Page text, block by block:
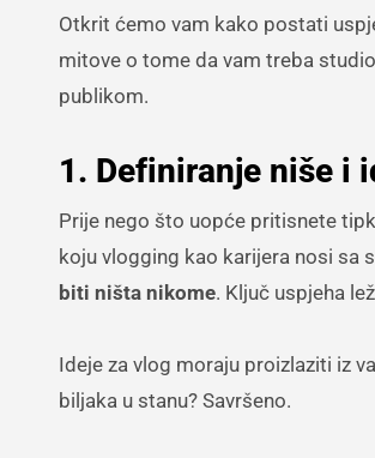
Otkrit ćemo vam kako postati
mitove o tome da vam treba
publikom.
1. Definiranje niše i
Prije nego što uopće pritisnete
koju vlogging kao karijera nosi sa
biti ništa nikome. Ključ uspjeha
Ideje za vlog moraju proizlaziti iz
biljaka u stanu? Savršeno.